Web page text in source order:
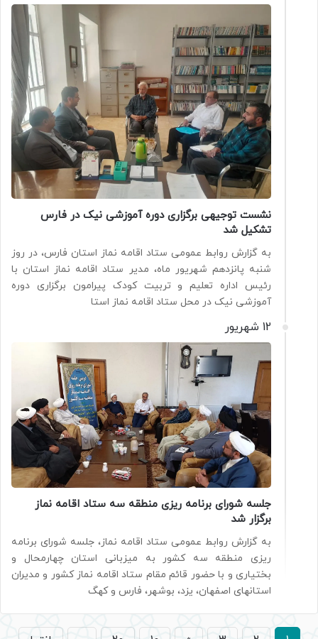
نشست توجیهی برگزاری دوره آموزشی نیک در فارس
تشکیل شد
به گزارش روابط عمومی ستاد اقامه نماز استان فارس، در روز
شنبه پانزدهم شهریور ماه، مدیر ستاد اقامه نماز استان با
رئیس اداره تعلیم و تربیت کودک پیرامون برگزاری دوره
آموزشی نیک در محل ستاد اقامه نماز استا
12 شهریور
جلسه شورای برنامه ریزی منطقه سه ستاد اقامه نماز
برگزار شد
به گزارش روابط عمومی ستاد اقامه نماز، جلسه شورای برنامه
ریزی منطقه سه کشور به میزبانی استان چهارمحال و
بختیاری و با حضور قائم مقام ستاد اقامه نماز کشور و مدیران
استانهای اصفهان، یزد، بوشهر، فارس و کهگ